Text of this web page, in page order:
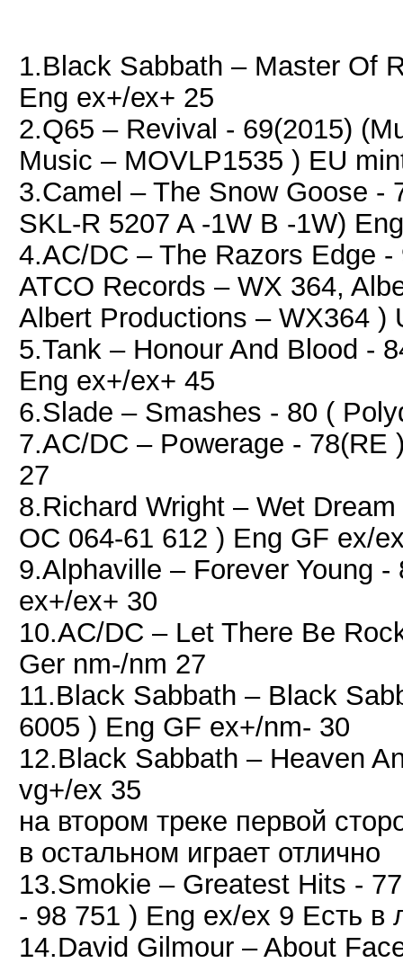
1.Black Sabbath – Master Of
Eng ex+/ех+ 25
2.Q65 ‎– Revival - 69(2015)
Music ‎– MOVLP1535 ) EU
3.Camel ‎– The Snow Goose -
SKL-R 5207 A -1W B -1W)
4.AC/DC – The Razors Edge
ATCO Records – WX 364,
Albert Productions – WX364 )
5.Tank – Honour And Blood -
Eng ex+/ex+ 45
6.Slade – Smashes - 80 (
7.AC/DC – Powerage - 78(RE
27
8.Richard Wright – Wet
OC 064-61 612 ) Eng GF ex/
9.Alphaville ‎– Forever Young
ex+/ex+ 30
10.AC/DC – Let There Be
Ger nm-/nm 27
11.Black Sabbath – Black
6005 ) Eng GF ex+/nm- 30
12.Black Sabbath – Heaven
vg+/ex 35
на втором треке первой
в остальном играет отлично
13.Smokie – Greatest Hits -
- 98 751 ) Eng ex/ex 9 Есть в
14.David Gilmour – About